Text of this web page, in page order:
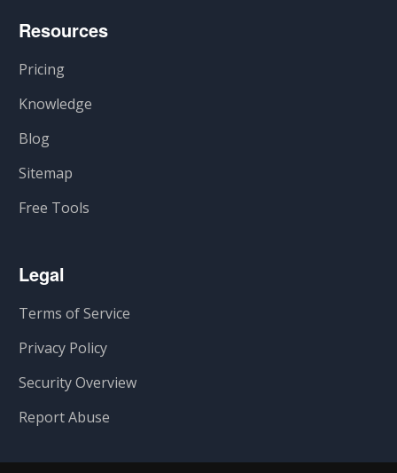
Resources
Pricing
Knowledge
Blog
Sitemap
Free Tools
Legal
Terms of Service
Privacy Policy
Security Overview
Report Abuse